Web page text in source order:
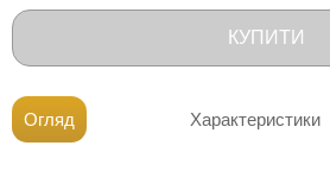
КУПИТИ
Огляд Характеристики